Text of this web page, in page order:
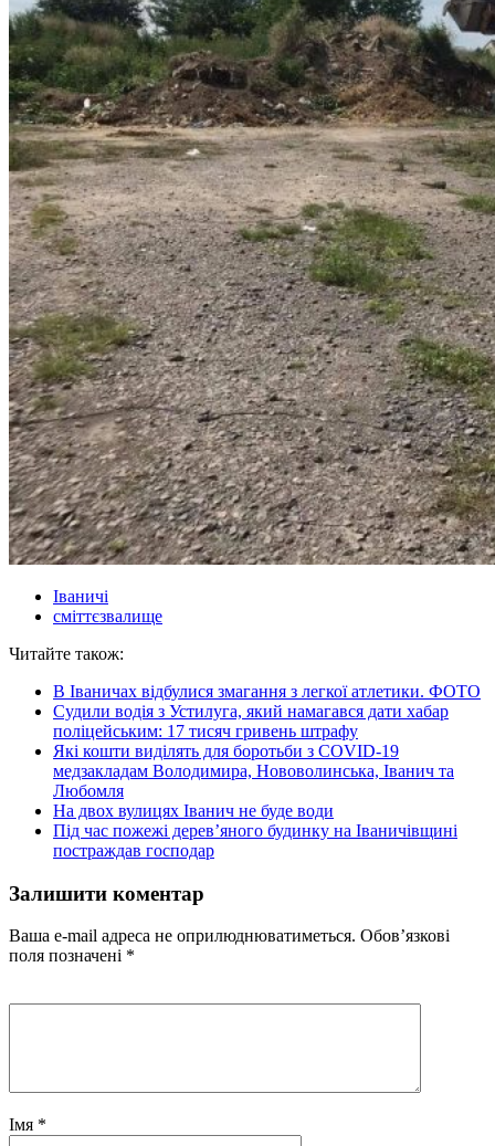
Іваничі
сміттєзвалище
Читайте також:
В Іваничах відбулися змагання з легкої атлетики. ФОТО
Судили водія з Устилуга, який намагався дати хабар
поліцейським: 17 тисяч гривень штрафу
Які кошти виділять для боротьби з COVID-19
медзакладам Володимира, Нововолинська, Іванич та
Любомля
На двох вулицях Іванич не буде води
Під час пожежі дерев’яного будинку на Іваничівщині
постраждав господар
Залишити коментар
Ваша e-mail адреса не оприлюднюватиметься. Обов’язкові
поля позначені *
Імя *